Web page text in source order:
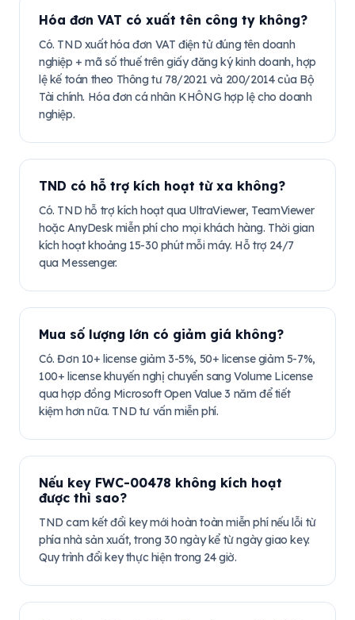
Hóa đơn VAT có xuất tên công ty không?
Có. TND xuất hóa đơn VAT điện tử đúng tên doanh
nghiệp + mã số thuế trên giấy đăng ký kinh doanh, hợp
lệ kế toán theo Thông tư 78/2021 và 200/2014 của Bộ
Tài chính. Hóa đơn cá nhân KHÔNG hợp lệ cho doanh
nghiệp.
TND có hỗ trợ kích hoạt từ xa không?
Có. TND hỗ trợ kích hoạt qua UltraViewer, TeamViewer
hoặc AnyDesk miễn phí cho mọi khách hàng. Thời gian
kích hoạt khoảng 15-30 phút mỗi máy. Hỗ trợ 24/7
qua Messenger.
Mua số lượng lớn có giảm giá không?
Có. Đơn 10+ license giảm 3-5%, 50+ license giảm 5-7%,
100+ license khuyến nghị chuyển sang Volume License
qua hợp đồng Microsoft Open Value 3 năm để tiết
kiệm hơn nữa. TND tư vấn miễn phí.
Nếu key FWC-00478 không kích hoạt
được thì sao?
TND cam kết đổi key mới hoàn toàn miễn phí nếu lỗi từ
phía nhà sản xuất, trong 30 ngày kể từ ngày giao key.
Quy trình đổi key thực hiện trong 24 giờ.